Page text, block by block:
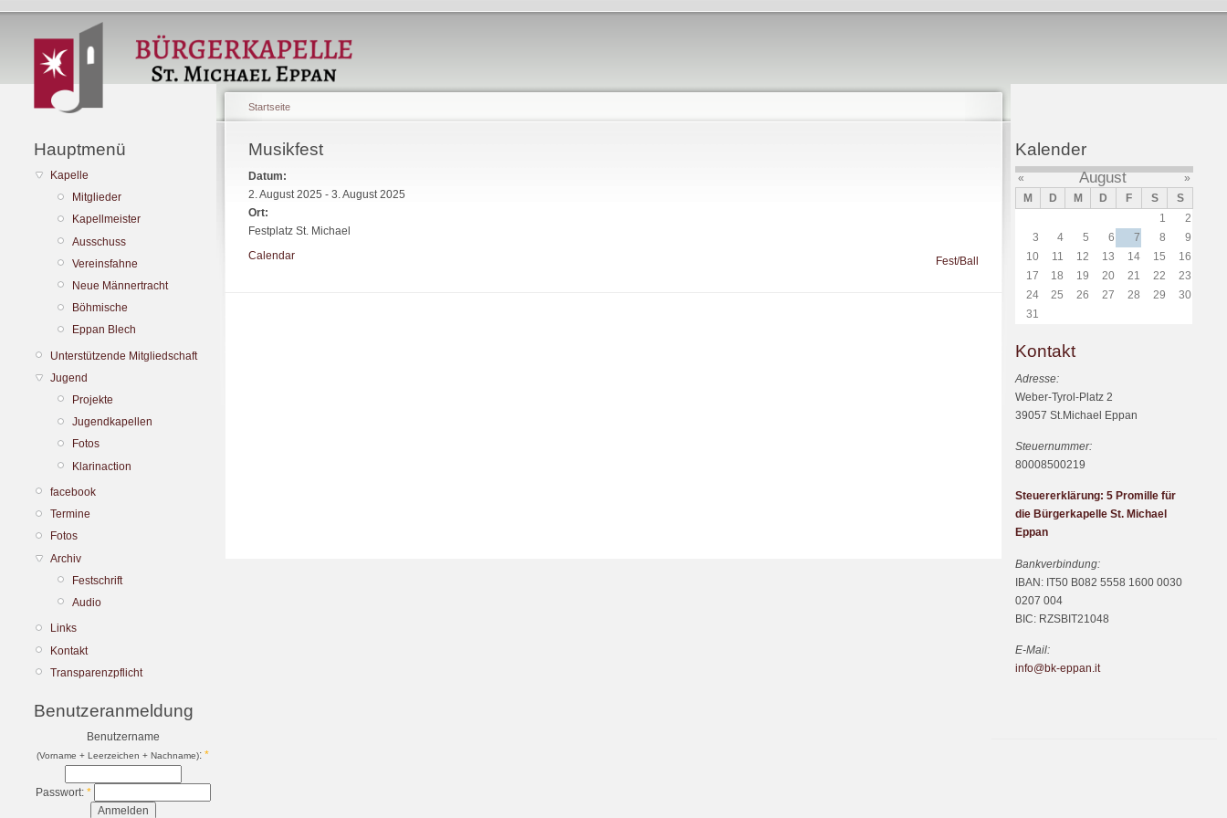
Hauptmenü
Kapelle
Mitglieder
Kapellmeister
Ausschuss
Vereinsfahne
Neue Männertracht
Böhmische
Eppan Blech
Unterstützende Mitgliedschaft
Jugend
Projekte
Jugendkapellen
Fotos
Klarinaction
facebook
Termine
Fotos
Archiv
Festschrift
Audio
Links
Kontakt
Transparenzpflicht
Benutzeranmeldung
Benutzername
(Vorname + Leerzeichen + Nachname): *
Passwort: *
Startseite
Musikfest
Datum:
2. August 2025 - 3. August 2025
Ort:
Festplatz St. Michael
Fest/Ball
Calendar
Kalender
« August
»
M
D M D F S
S
1
2
3
4 5 6 7 8
9
10
11 12 13 14 15
16
17
18 19 20 21 22
23
24
25 26 27 28 29
30
31
Kontakt
Adresse:
Weber-Tyrol-Platz 2
39057 St.Michael Eppan
Steuernummer:
80008500219
Steuererklärung: 5 Promille für
die Bürgerkapelle St. Michael
Eppan
Bankverbindung:
IBAN: IT50 B082 5558 1600 0030
0207 004
BIC: RZSBIT21048
E-Mail:
info@bk-eppan.it